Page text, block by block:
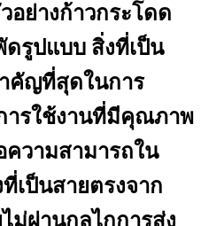
อย่างก้าวกระโดด
รูปแบบ สิ่งที่เป็น
คัญที่สุดในการ
ารใช้งานที่มีคุณภาพ
วามสามารถใน
เป็นสายตรงจาก
ผ่านกลไกการส่ง